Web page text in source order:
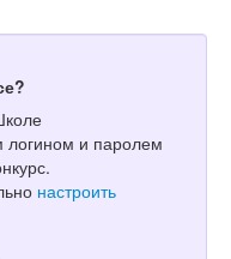
логином и паролем
настроить